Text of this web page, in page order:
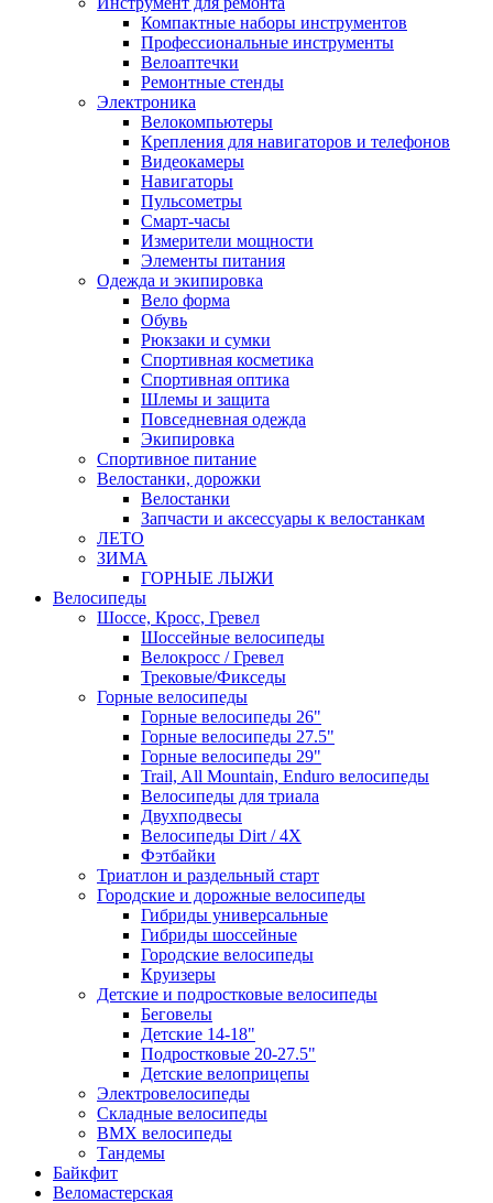
Компактные наборы инструментов
Профессиональные инструменты
Велоаптечки
Ремонтные стенды
Электроника
Велокомпьютеры
Крепления для навигаторов и телефонов
Видеокамеры
Навигаторы
Пульсометры
Смарт-часы
Измерители мощности
Элементы питания
Одежда и экипировка
Вело форма
Обувь
Рюкзаки и сумки
Спортивная косметика
Спортивная оптика
Шлемы и защита
Повседневная одежда
Экипировка
Спортивное питание
Велостанки, дорожки
Велостанки
Запчасти и аксессуары к велостанкам
ЛЕТО
ЗИМА
ГОРНЫЕ ЛЫЖИ
Велосипеды
Шоссе, Кросс, Гревел
Шоссейные велосипеды
Велокросс / Гревел
Трековые/Фикседы
Горные велосипеды
Горные велосипеды 26"
Горные велосипеды 27.5"
Горные велосипеды 29"
Trail, All Mountain, Enduro велосипеды
Велосипеды для триала
Двухподвесы
Велосипеды Dirt / 4X
Фэтбайки
Триатлон и раздельный старт
Городские и дорожные велосипеды
Гибриды универсальные
Гибриды шоссейные
Городские велосипеды
Круизеры
Детские и подростковые велосипеды
Беговелы
Детские 14-18"
Подростковые 20-27.5"
Детские велоприцепы
Электровелосипеды
Складные велосипеды
BMX велосипеды
Тандемы
Байкфит
Веломастерская